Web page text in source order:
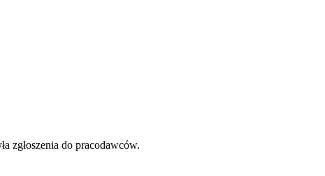
zgłoszenia do pracodawców.